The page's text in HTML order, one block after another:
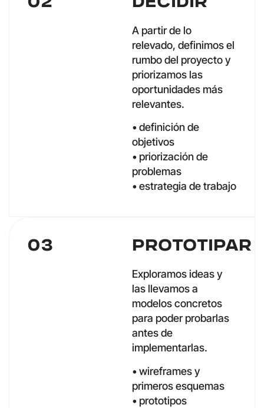
A partir de lo
relevado, definimos el
rumbo del proyecto y
priorizamos las
oportunidades más
relevantes.
• definición de
objetivos
• priorización de
problemas
• estrategia de trabajo
03 Prototipar
Exploramos ideas y
las llevamos a
modelos concretos
para poder probarlas
antes de
implementarlas.
• wireframes y
primeros esquemas
• prototipos